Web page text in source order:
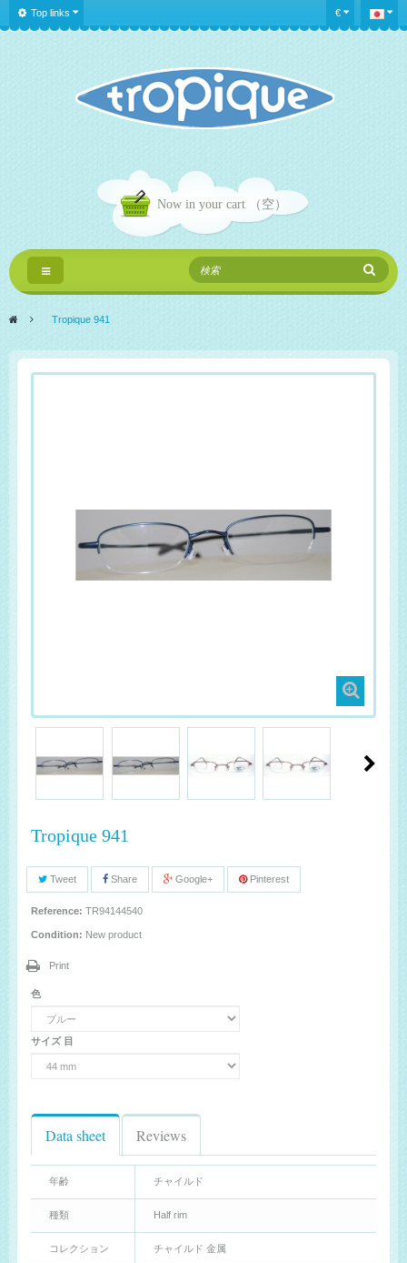
€
Top links
Now in your cart （空）
Toggle
navigation
> Tropique 941
Tropique 941
Tweet Share Google+ Pinterest
Reference: TR94144540
Condition: New product
Print
色
サイズ 目
Data sheet Reviews
年齢 チャイルド
種類 Half rim
コレクション チャイルド 金属